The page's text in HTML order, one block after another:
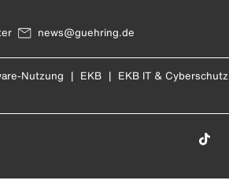
news@guehring.de
Nutzung | EKB | EKB IT & Cyberschutz